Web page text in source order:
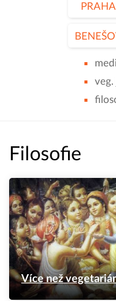
PRAHA
veg.
Filosofie
Více než